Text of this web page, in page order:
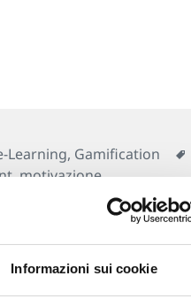
Informazioni sui cookie
Ingredienti
Learning, Gamification
,motivazione